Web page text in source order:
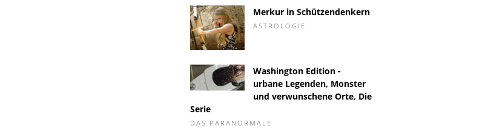
Merkur in Schützendenkern
ASTROLOGIE
Washington Edition -
urbane Legenden, Monster
und verwunschene Orte, Die
Serie
DAS PARANORMALE